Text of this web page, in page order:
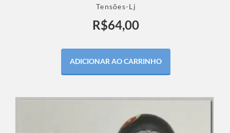
Tensões-Lj
R$64,00
ADICIONAR AO CARRINHO